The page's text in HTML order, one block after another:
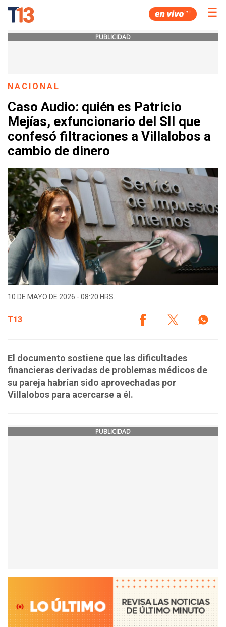
☰
PUBLICIDAD
NACIONAL
Caso Audio: quién es Patricio
Mejías, exfuncionario del SII que
confesó filtraciones a Villalobos a
cambio de dinero
10 DE MAYO DE 2026 - 08:20 HRS.
T13
El documento sostiene que las dificultades
financieras derivadas de problemas médicos de
su pareja habrían sido aprovechadas por
Villalobos para acercarse a él.
PUBLICIDAD